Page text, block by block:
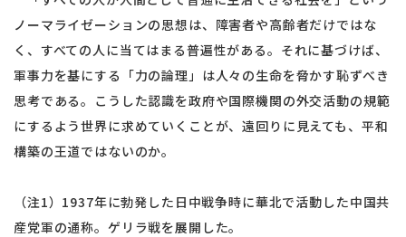
ノーマライゼーションの思想は、障害者や高齢者だけではな
く、すべての人に当てはまる普遍性がある。それに基づけば、
軍事力を基にする「力の論理」は人々の生命を脅かす恥ずべき
思考である。こうした認識を政府や国際機関の外交活動の規範
にするよう世界に求めていくことが、遠回りに見えても、平和
構築の王道ではないのか。
（注1）1937年に勃発した日中戦争時に華北で活動した中国共
産党軍の通称。ゲリラ戦を展開した。